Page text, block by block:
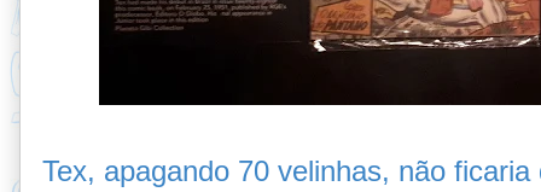
Tex, apagando 70 velinhas, não